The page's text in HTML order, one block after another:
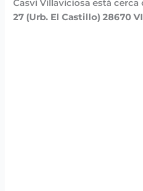
Casvi Villaviciosa está
27 (Urb. El Castillo) 28670